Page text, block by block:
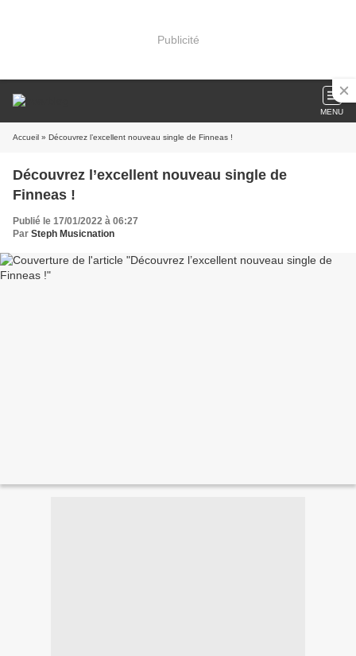
Publicité
MENU
Accueil » Découvrez l’excellent nouveau single de Finneas !
Découvrez l’excellent nouveau single de
Finneas !
Publié le 17/01/2022 à 06:27
Par Steph Musicnation